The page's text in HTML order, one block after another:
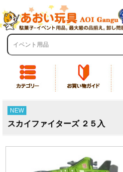
NEW
スカイファイターズ ２５入